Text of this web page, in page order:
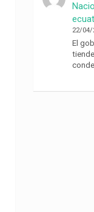
22/04/
El